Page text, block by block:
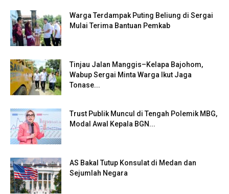
Warga Terdampak Puting Beliung di Sergai
Mulai Terima Bantuan Pemkab
Tinjau Jalan Manggis–Kelapa Bajohom,
Wabup Sergai Minta Warga Ikut Jaga
Tonase...
Trust Publik Muncul di Tengah Polemik MBG,
Modal Awal Kepala BGN...
AS Bakal Tutup Konsulat di Medan dan
Sejumlah Negara